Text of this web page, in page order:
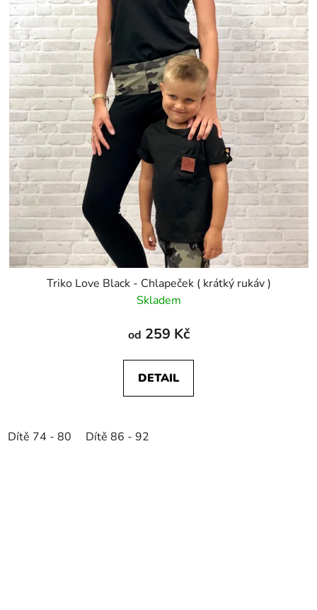
Triko Love Black - Chlapeček ( krátký rukáv )
Skladem
od 259 Kč
DETAIL
Dítě 74 - 80 Dítě 86 - 92